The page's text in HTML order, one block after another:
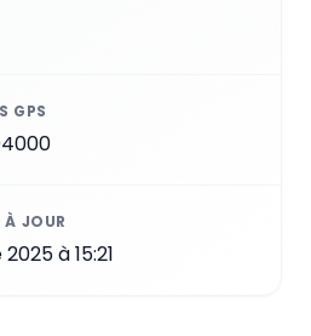
GPS
À JOUR
à 15:21